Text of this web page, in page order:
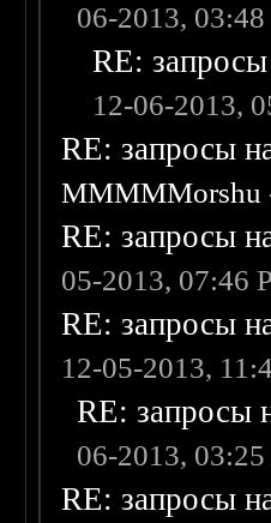
06-2013,
RE:
12-06-2013,
RE: запросы
MMMMMorshu
RE: запросы
05-2013, 07:46
RE: запросы
12-05-2013,
RE: запросы
06-2013,
RE: запросы